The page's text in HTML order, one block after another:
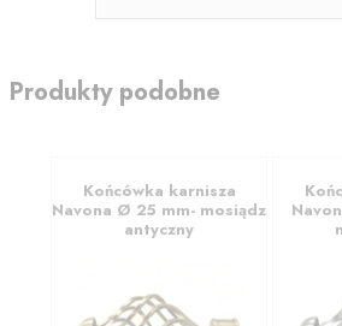
Produkty podobne
Końcówka karnisza
Navona Ø 25 mm- mosiądz
antyczny